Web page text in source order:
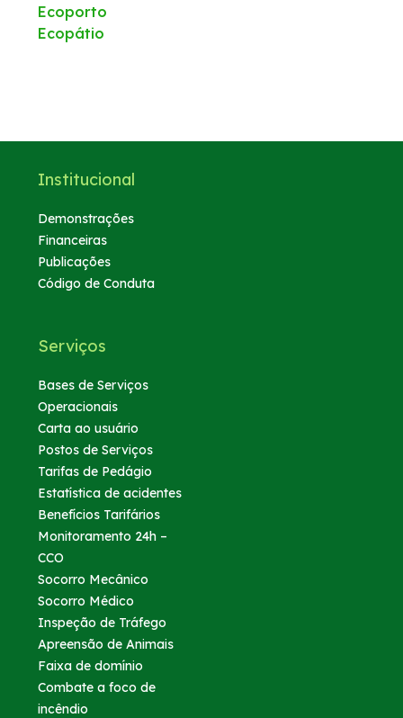
Ecoporto
Ecopátio
Institucional
Demonstrações
Financeiras
Publicações
Código de Conduta
Serviços
Bases de Serviços
Operacionais
Carta ao usuário
Postos de Serviços
Tarifas de Pedágio
Estatística de acidentes
Benefícios Tarifários
Monitoramento 24h –
CCO
Socorro Mecânico
Socorro Médico
Inspeção de Tráfego
Apreensão de Animais
Faixa de domínio
Combate a foco de
incêndio